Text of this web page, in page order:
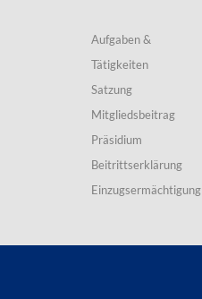
Aufgaben &
Tätigkeiten
Satzung
Mitgliedsbeitrag
Präsidium
Beitrittserklärung
Einzugsermächtigung